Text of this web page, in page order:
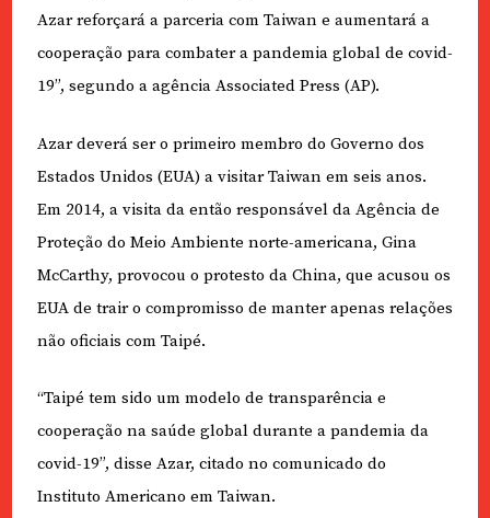
Azar reforçará a parceria com Taiwan e aumentará a
cooperação para combater a pandemia global de covid-
19”, segundo a agência Associated Press (AP).
Azar deverá ser o primeiro membro do Governo dos
Estados Unidos (EUA) a visitar Taiwan em seis anos.
Em 2014, a visita da então responsável da Agência de
Proteção do Meio Ambiente norte-americana, Gina
McCarthy, provocou o protesto da China, que acusou os
EUA de trair o compromisso de manter apenas relações
não oficiais com Taipé.
“Taipé tem sido um modelo de transparência e
cooperação na saúde global durante a pandemia da
covid-19”, disse Azar, citado no comunicado do
Instituto Americano em Taiwan.